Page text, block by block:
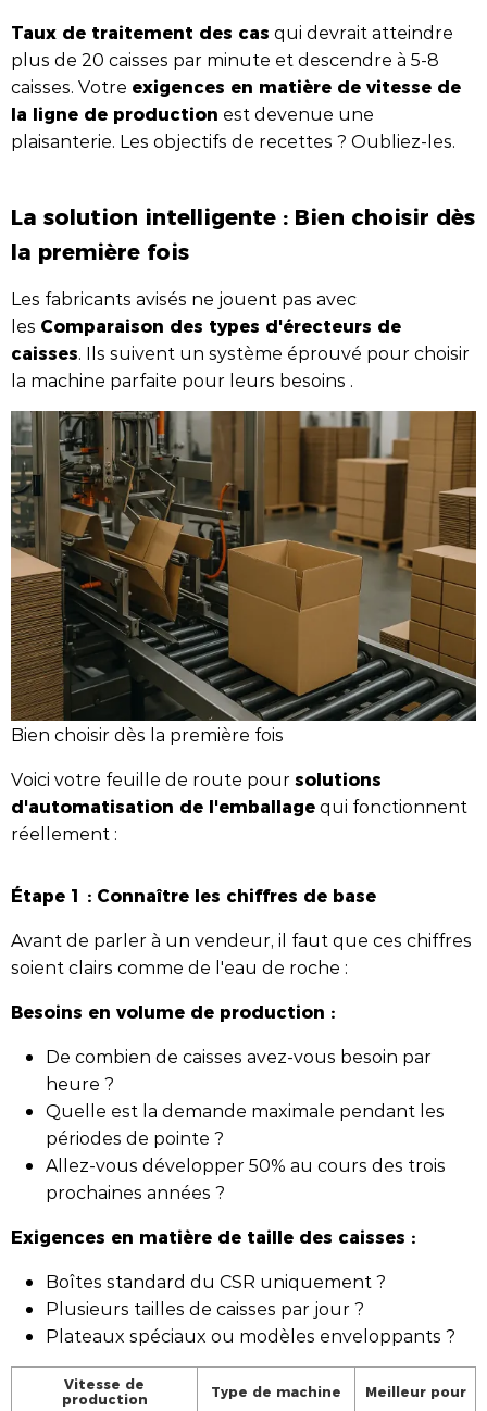
Taux de traitement des cas qui devrait atteindre
plus de 20 caisses par minute et descendre à 5-8
caisses. Votre exigences en matière de vitesse de
la ligne de production est devenue une
plaisanterie. Les objectifs de recettes ? Oubliez-les.
La solution intelligente : Bien choisir dès
la première fois
Les fabricants avisés ne jouent pas avec
les Comparaison des types d'érecteurs de
caisses. Ils suivent un système éprouvé pour choisir
la machine parfaite pour leurs besoins .
Bien choisir dès la première fois
Voici votre feuille de route pour solutions
d'automatisation de l'emballagequi fonctionnent
réellement :
Étape 1 : Connaître les chiffres de base
Avant de parler à un vendeur, il faut que ces chiffres
soient clairs comme de l'eau de roche :
Besoins en volume de production :
De combien de caisses avez-vous besoin par
heure ?
Quelle est la demande maximale pendant les
périodes de pointe ?
Allez-vous développer 50% au cours des trois
prochaines années ?
Exigences en matière de taille des caisses :
Boîtes standard du CSR uniquement ?
Plusieurs tailles de caisses par jour ?
Plateaux spéciaux ou modèles enveloppants ?
Vitesse de
production Type de machine Meilleur pour